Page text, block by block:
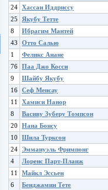
24 Хассан Иддриссу
25
Якубу Тетте
8
Ибрагим Мантей
43
Отто Салью
1
Феликс Анане
76 Паа Джо Косси
9
Шайбу Якубу
16 Сеф Менсау
11
Хамиси Нанор
8
Васиву Зуберу Томпсон
20
Нана Бонсу
10
Шила Турксон
24 Эммануэль Фримпонг
4
Лоренс Парт-Планж
11
Майкл Эссьен
6
Бенджамин Тете